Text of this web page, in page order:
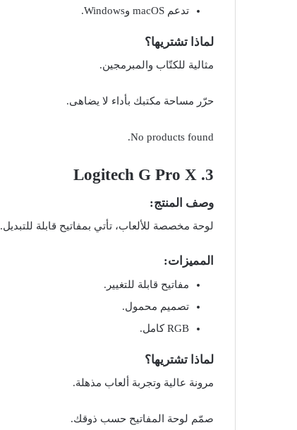
تدعم macOS وWindows.
لماذا تشتريها؟
مثالية للكتّاب والمبرمجين.
حرّر مساحة مكتبك بأداء لا يضاهى.
No products found.
3.
Logitech G Pro X
وصف المنتج:
لوحة مخصصة للألعاب، تأتي بمفاتيح قابلة للتبديل.
المميزات:
مفاتيح قابلة للتغيير.
تصميم محمول.
RGB كامل.
لماذا تشتريها؟
مرونة عالية وتجربة ألعاب مذهلة.
صمّم لوحة المفاتيح حسب ذوقك.